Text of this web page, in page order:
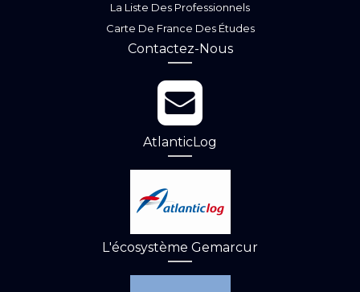
La Liste Des Professionnels
Carte De France Des Études
Contactez-Nous
AtlanticLog
L'écosystème Gemarcur